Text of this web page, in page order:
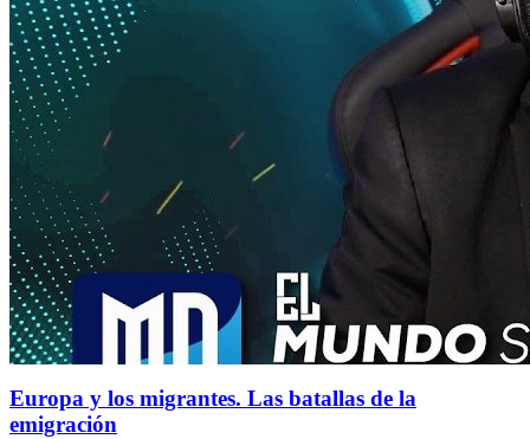
Europa y los migrantes. Las batallas de la
emigración